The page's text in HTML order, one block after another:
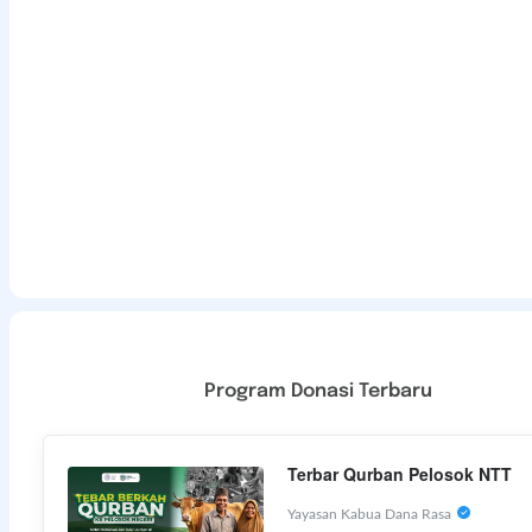
Program Donasi Terbaru
Terbar Qurban Pelosok NTT
Yayasan Kabua Dana Rasa